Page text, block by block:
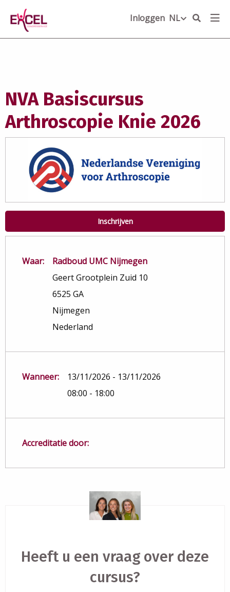
Inloggen NL
NVA Basiscursus
Arthroscopie Knie 2026
Inschrijven
Waar:
Radboud UMC Nijmegen
Geert Grootplein Zuid 10
6525 GA
Nijmegen
Nederland
Wanneer:
13/11/2026 - 13/11/2026
08:00 - 18:00
Accreditatie door:
Heeft u een vraag over deze
cursus?